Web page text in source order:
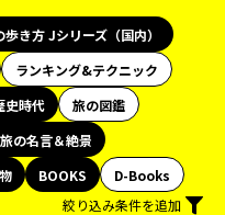
歩き方 Jシリーズ（国内）
ランキング&テクニック
史時代
旅の図鑑
の名言＆絶景
BOOKS
D-Books
絞り込み条件を追加